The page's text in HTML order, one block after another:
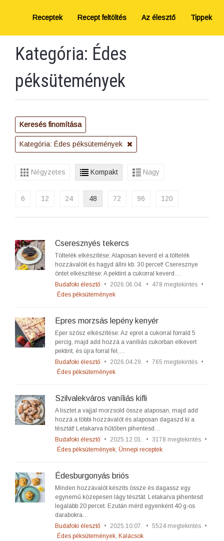
Receptek Recept feltöltés Az élesztő Tippek
Kategória: Édes
péksütemények
Keresés finomítása
Kategória: Édes péksütemények
Négyzetes Kompakt Nagy
6 12 24 48 72 96 120
Cseresznyés tekercs
Töltelék elkészítése: Alaposan keverd el a töltelék
hozzávalóit és hagyd állni kb. 30 percet! Cseresznye
öntet elkészítése: A pektint a cukorral keverd…
Budafoki élesztő • 2026.06.04. • 478 megtekintés •
Édes péksütemények
Epres morzsás lepény kenyér
Eper szósz elkészítése: Az epret a cukorral forrald 5
percig, majd add hozzá a vaníliás cukorban elkevert
pektint, és újra forral fel,…
Budafoki élesztő • 2026.04.29. • 765 megtekintés •
Édes péksütemények
Szilvalekváros vaníliás kifli
A lisztet a vajjal morzsold össze alaposan, majd add
hozzá a többi hozzávalót és alaposan dagaszd ki a
tésztát! Letakarva hűtőben pihentesd…
Budafoki élesztő • 2025.12.01. • 3178 megtekintés •
Édes péksütemények, Ünnepi receptek
Édesburgonyás briós
Minden hozzávalót készíts össze és dagassz egy
egynemű közepesen lágy tésztát. Letakarva pihentesd
legalább 20 percet. Ezután mérd egyenként 40 g-os
darabokra…
Budafoki élesztő • 2025.10.07. • 5524 megtekintés •
Édes péksütemények, Kalácsok